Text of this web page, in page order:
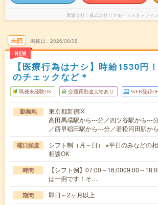
派遣会社 株式会社リクルートスタッフィ
未読
NEW
掲載日 2026/08/08
【医療行為はナシ】時給1530円
のチェックなど＊
職種未経験OK 交通費別途支給あり WEB登録
勤務地
東京都新宿区
高田馬場駅から---分／四ツ谷駅から---
／西早稲田駅から---分／若松河田駅か
曜日頻度
シフト制（月～日） ※平日のみなどの
相談OK
時間
【シフト例】07:00～16:0009:00～
は一例です！そ…
期間 即日～2ヶ月以上